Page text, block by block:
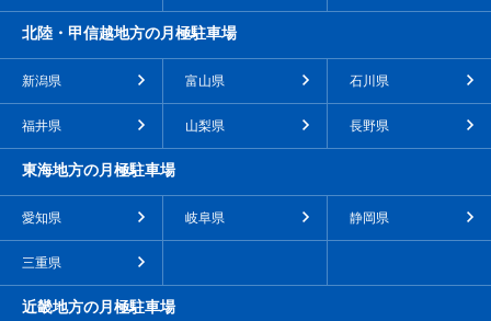
北陸・甲信越地方の月極駐車場
新潟県 富山県 石川県
福井県 山梨県 長野県
東海地方の月極駐車場
愛知県 岐阜県 静岡県
三重県
近畿地方の月極駐車場